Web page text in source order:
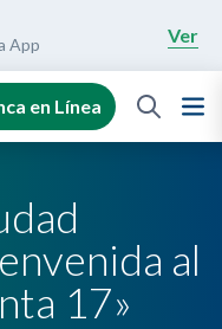
App Ver
en Línea
al
17»